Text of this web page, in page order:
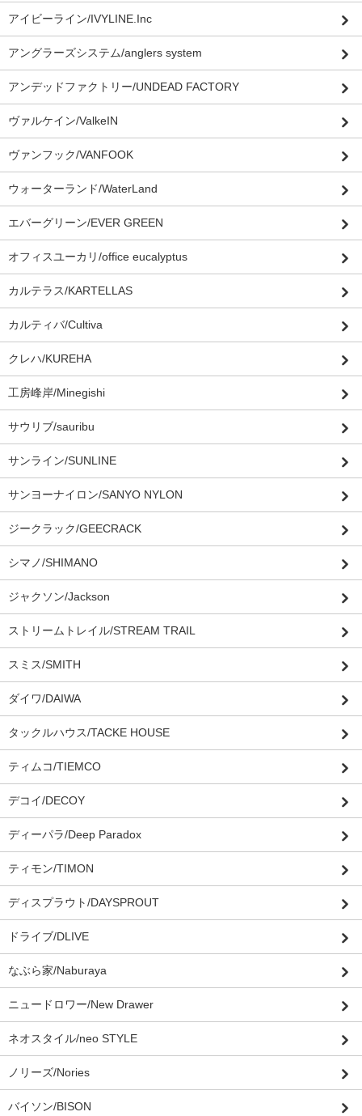
アイビーライン/IVYLINE.Inc
アングラーズシステム/anglers system
アンデッドファクトリー/UNDEAD FACTORY
ヴァルケイン/ValkeIN
ヴァンフック/VANFOOK
ウォーターランド/WaterLand
エバーグリーン/EVER GREEN
オフィスユーカリ/office eucalyptus
カルテラス/KARTELLAS
カルティバ/Cultiva
クレハ/KUREHA
工房峰岸/Minegishi
サウリブ/sauribu
サンライン/SUNLINE
サンヨーナイロン/SANYO NYLON
ジークラック/GEECRACK
シマノ/SHIMANO
ジャクソン/Jackson
ストリームトレイル/STREAM TRAIL
スミス/SMITH
ダイワ/DAIWA
タックルハウス/TACKE HOUSE
ティムコ/TIEMCO
デコイ/DECOY
ディーパラ/Deep Paradox
ティモン/TIMON
ディスプラウト/DAYSPROUT
ドライブ/DLIVE
なぶら家/Naburaya
ニュードロワー/New Drawer
ネオスタイル/neo STYLE
ノリーズ/Nories
バイソン/BISON